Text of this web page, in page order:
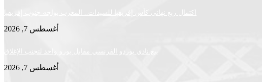
اكتمال ربع نهائي كأس إفريقيا للسيدات.. المغرب يواجه جنوب إفريقيا
أغسطس 7, 2026
بيع نادي بوردو الفرنسي مقابل يورو واحد لتجنب الإغلاق
أغسطس 7, 2026